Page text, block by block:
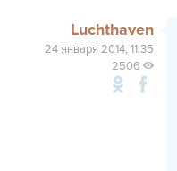
Luchthaven
24 января 2014, 11:35
2506